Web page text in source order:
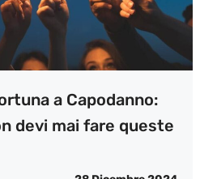
a Capodanno:
devi mai fare queste